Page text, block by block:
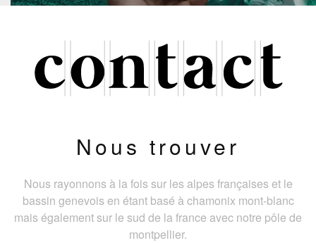
Nous trouver
Nous rayonnons à la fois sur les alpes françaises et le
bassin genevois en étant basé à chamonix mont-blanc
mais également sur le sud de la france avec notre pôle de
montpellier.